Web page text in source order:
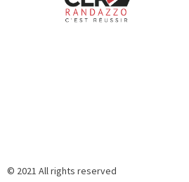
© 2021 All rights reserved